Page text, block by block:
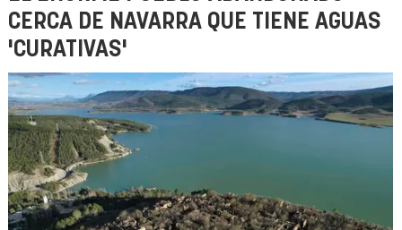
CERCA DE NAVARRA QUE TIENE AGUAS
'CURATIVAS'